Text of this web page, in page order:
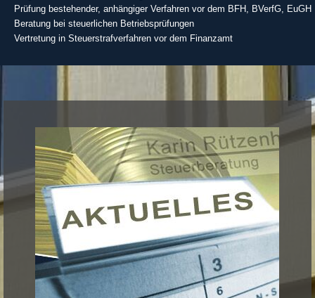
Prüfung bestehender, anhängiger Verfahren vor dem BFH, BVerfG, EuGH
Beratung bei steuerlichen Betriebsprüfungen
Vertretung in Steuerstrafverfahren vor dem Finanzamt